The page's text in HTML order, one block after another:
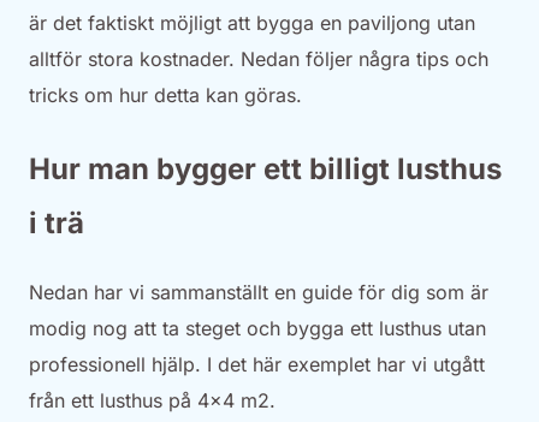
är det faktiskt möjligt att bygga en paviljong utan
alltför stora kostnader. Nedan följer några tips och
tricks om hur detta kan göras.
Hur man bygger ett billigt lusthus
i trä
Nedan har vi sammanställt en guide för dig som är
modig nog att ta steget och bygga ett lusthus utan
professionell hjälp. I det här exemplet har vi utgått
från ett lusthus på 4×4 m2.